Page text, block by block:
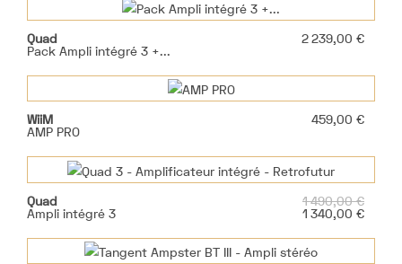
Quad
Pack Ampli intégré 3 +...
Prix
2 239,00 €
WiiM
AMP PRO
Prix
459,00 €
Quad
Ampli intégré 3
Prix
de
1 490,00 €
Prix
1 340,00 €